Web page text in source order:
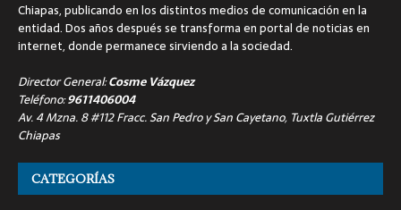
Chiapas, publicando en los distintos medios de comunicación en la
entidad. Dos años después se transforma en portal de noticias en
internet, donde permanece sirviendo a la sociedad.
Director General:Cosme Vázquez
Teléfono:9611406004
Av. 4 Mzna. 8 #112 Fracc. San Pedro y San Cayetano, Tuxtla Gutiérrez
Chiapas
CATEGORÍAS